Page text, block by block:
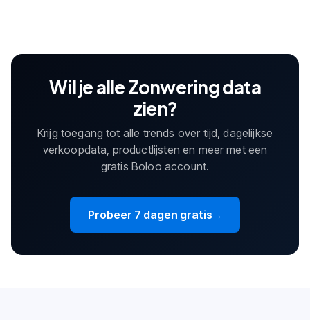
Wil je alle Zonwering data
zien?
Krijg toegang tot alle trends over tijd, dagelijkse
verkoopdata, productlijsten en meer met een
gratis Boloo account.
Probeer 7 dagen gratis→